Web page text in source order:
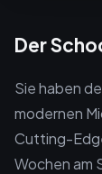
Der
Sie haben
modernen
Cutting-
Wochen am